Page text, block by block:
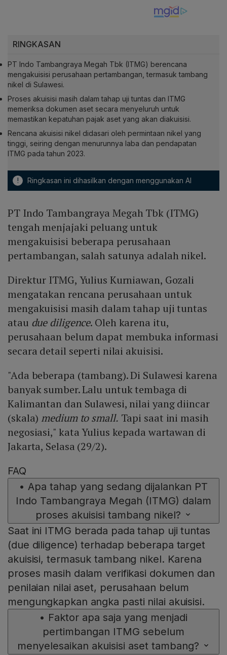
RINGKASAN
PT Indo Tambangraya Megah Tbk (ITMG) berencana
mengakuisisi perusahaan pertambangan, termasuk tambang
nikel di Sulawesi.
Proses akuisisi masih dalam tahap uji tuntas dan ITMG
memeriksa dokumen aset secara menyeluruh untuk
memastikan kepatuhan pajak aset yang akan diakuisisi.
Rencana akuisisi nikel didasari oleh permintaan nikel yang
tinggi, seiring dengan menurunnya laba dan pendapatan
ITMG pada tahun 2023.
! Ringkasan ini dihasilkan dengan menggunakan AI
PT Indo Tambangraya Megah Tbk (ITMG)
tengah menjajaki peluang untuk
mengakuisisi beberapa perusahaan
pertambangan, salah satunya adalah nikel.
Direktur ITMG, Yulius Kurniawan, Gozali
mengatakan rencana perusahaan untuk
mengakuisisi masih dalam tahap uji tuntas
atau due diligence. Oleh karena itu,
perusahaan belum dapat membuka informasi
secara detail seperti nilai akuisisi.
"Ada beberapa (tambang). Di Sulawesi karena
banyak sumber. Lalu untuk tembaga di
Kalimantan dan Sulawesi, nilai yang diincar
(skala) medium to small. Tapi saat ini masih
negosiasi," kata Yulius kepada wartawan di
Jakarta, Selasa (29/2).
FAQ
• Apa tahap yang sedang dijalankan PT
Indo Tambangraya Megah (ITMG) dalam
proses akuisisi tambang nikel?
Saat ini ITMG berada pada tahap uji tuntas
(due diligence) terhadap beberapa target
akuisisi, termasuk tambang nikel. Karena
proses masih dalam verifikasi dokumen dan
penilaian nilai aset, perusahaan belum
mengungkapkan angka pasti nilai akuisisi.
• Faktor apa saja yang menjadi
pertimbangan ITMG sebelum
menyelesaikan akuisisi aset tambang?